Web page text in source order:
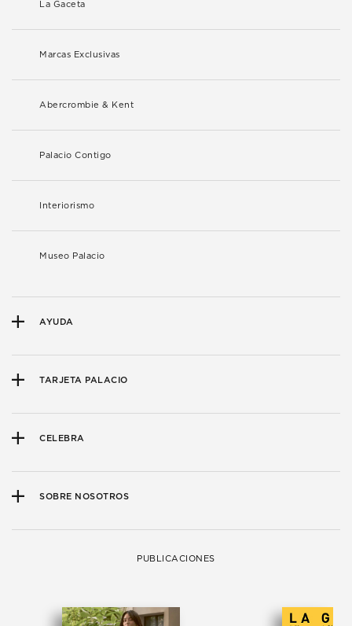
La Gaceta
Marcas Exclusivas
Abercrombie & Kent
Palacio Contigo
Interiorismo
Museo Palacio
AYUDA
TARJETA PALACIO
CELEBRA
SOBRE NOSOTROS
PUBLICACIONES